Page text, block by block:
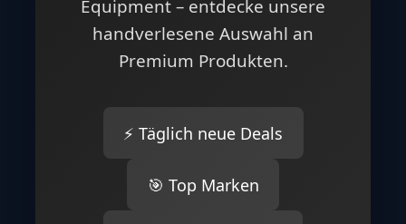
Equipment – entdecke unsere
handverlesene Auswahl an
Premium Produkten.
⚡ Täglich neue Deals
🎯 Top Marken